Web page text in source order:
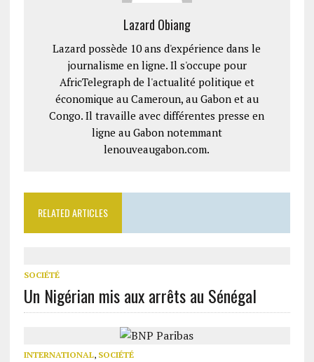
Lazard Obiang
Lazard possède 10 ans d'expérience dans le
journalisme en ligne. Il s'occupe pour
AfricTelegraph de l'actualité politique et
économique au Cameroun, au Gabon et au
Congo. Il travaille avec différentes presse en
ligne au Gabon notemmant
lenouveaugabon.com.
RELATED ARTICLES
SOCIÉTÉ
Un Nigérian mis aux arrêts au Sénégal
INTERNATIONAL, SOCIÉTÉ